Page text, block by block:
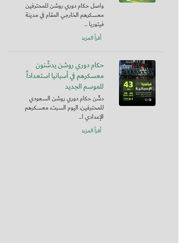
واصل حكام دوري روشن للمحترفين
معسكرهم الخارجي المقام في مدينة
فيتوريا ...
أقرأ المزيد
حكام دوري روشن يدشّنون
معسكرهم في أسبانيا استعداداً
للموسم الجديد
دشّن حكام دوري روشن السعودي
للمحترفين، اليوم السبت، معسكرهم
الإعدادي ا...
أقرأ المزيد